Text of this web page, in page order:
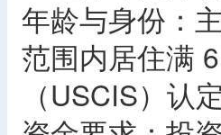
年龄与身份：
范围内居住满
（USCIS）